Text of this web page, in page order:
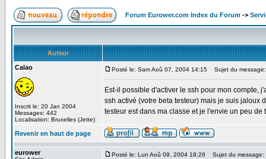
Forum Eurower.com Index du Forum ->
Auteur
Calao
Inscrit le: 20 Jan 2004
Messages: 442
Localisation: Bruxelles (Jette)
Posté le: Sam Aoû 07, 2004 14:15 Sujet du
Est-il possible d'activer le ssh pour mon compte,
ssh activé (votre beta testeur) mais je suis jaloux
testeur est dans ma classe et je l'envie un peu de
Revenir en haut de page
eurower Posté le: Lun Aoû 09, 2004 18:26 Sujet du message: